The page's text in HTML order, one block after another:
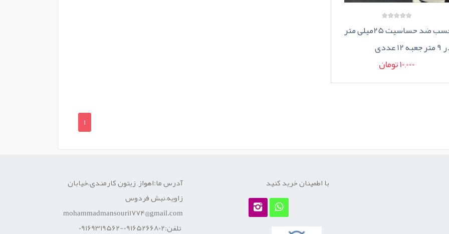
چسب ضد حساسیت 25میلی متر
عددی
10,000 تومان
1
با اطمینان خرید کنید
آدرس ما:اهواز, زیتون کارمندی،خیابان
زاویه،نبش فردوس
mohammadmansouri1774@gmail.com
تلفن:09165266802-09169319562